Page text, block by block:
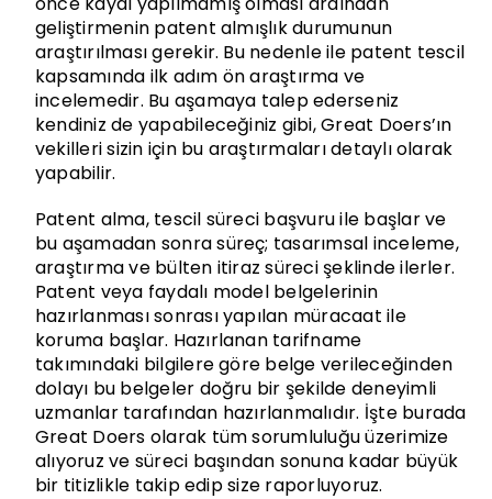
geliştirmenin patent almışlık durumunun
araştırılması gerekir. Bu nedenle ile patent tescil
kapsamında ilk adım ön araştırma ve
incelemedir. Bu aşamaya talep ederseniz
kendiniz de yapabileceğiniz gibi, Great Doers’ın
vekilleri sizin için bu araştırmaları detaylı olarak
yapabilir.
Patent alma, tescil süreci başvuru ile başlar ve
bu aşamadan sonra süreç; tasarımsal inceleme,
araştırma ve bülten itiraz süreci şeklinde ilerler.
Patent veya faydalı model belgelerinin
hazırlanması sonrası yapılan müracaat ile
koruma başlar. Hazırlanan tarifname
takımındaki bilgilere göre belge verileceğinden
dolayı bu belgeler doğru bir şekilde deneyimli
uzmanlar tarafından hazırlanmalıdır. İşte burada
Great Doers olarak tüm sorumluluğu üzerimize
alıyoruz ve süreci başından sonuna kadar büyük
bir titizlikle takip edip size raporluyoruz.